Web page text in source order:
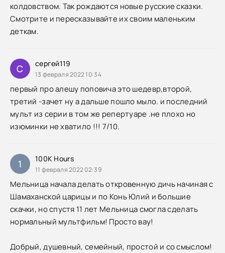
колдовством. Так рождаются новые русские сказки.
Смотрите и пересказывайте их своим маленьким
деткам.
С сергей119
13 февраля 2022 10:34
первый про алешу поповича это шедевр,второй,
третий -зачет ну а дальше пошло мыло. и последний
мульт из серии в том же репертуаре .не плохо но
изюминки не хватило !!! 7/10.
1 100K Hours
11 февраля 2022 02:39
Мельница начала делать откровенную дичь начиная с
Шамаханской царицы и по Конь Юлий и большие
скачки, но спустя 11 лет Мельница смогла сделать
нормальный мультфильм! Просто вау!
Добрый, душевный, семейный, простой и со смыслом!